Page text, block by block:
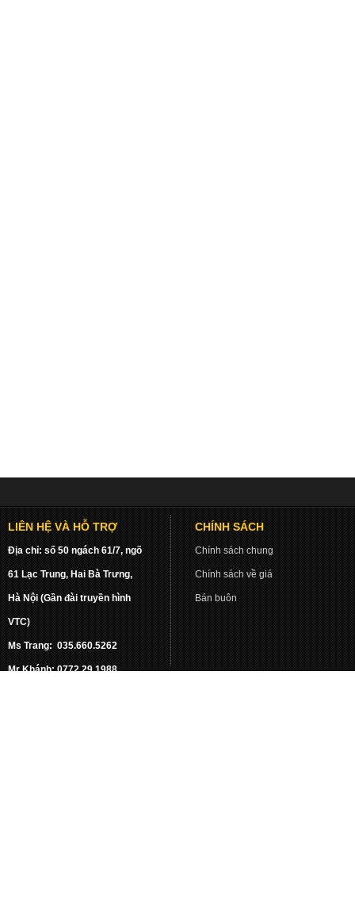
LIÊN HỆ VÀ HỖ TRỢ
Địa chỉ: số 50 ngách 61/7, ngõ
61 Lạc Trung, Hai Bà Trưng,
Hà Nội (Gần đài truyền hình
VTC)
Ms Trang: 035.660.5262
Mr Khánh: 0772.29.1988
CHÍNH SÁCH
Chính sách chung
Chính sách về giá
Bán buôn